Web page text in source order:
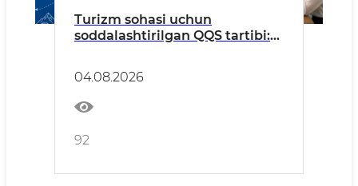
Turizm sohasi uchun
soddalashtirilgan QQS tartibi:
04.08.2026
92